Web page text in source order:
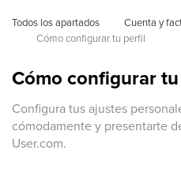
Todos los apartados Cuenta y
Cómo configurar tu perfil
Cómo configurar
Configura tus ajustes
cómodamente y presentarte
User.com.